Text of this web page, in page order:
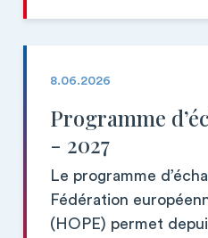
8.06.2026
Programme
- 2027
Le programme
Fédération
(HOPE) permet